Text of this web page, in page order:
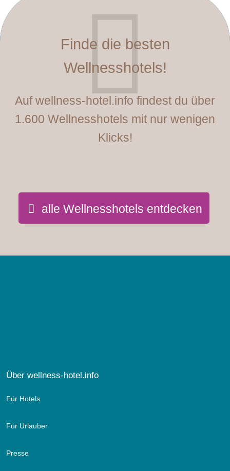
Finde die besten
Wellnesshotels!
Auf wellness-hotel.info findest du über
1.600 Wellnesshotels mit nur wenigen
Klicks!
alle Wellnesshotels entdecken
Über wellness-hotel.info
Für Hotels
Für Urlauber
Presse